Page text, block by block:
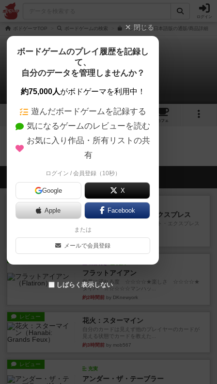
ログイン
ボドゲーマTOP ボードゲームの検索 マジカブー 日本語版の通販/商品詳細
マジカブー
0件の戦略やコツ
2 2
カフェ
マジカブーのトップに戻る
会員の新しい投稿
ルール/インスト
トランスオリエント・エクスプレス
乗客の皆様、トランスオリエント・エクスプレス
にご乗車ありがとうございま...
21分前by jurong
フラットアイアン
世界に浸れる度 ☆☆☆☆★楽しさ ☆☆☆☆★
タイパ ☆☆☆☆☆マンハッ...
約2時間前 by DKnewyork
レビュー 花火：スターマイン
自分のカードは見えず他のプレイヤーのカードが
見える状態でカードを教えた...
約3時間前 by mob567
レビュー
充実
アンダー・ザ・テーブラー
閉じる
ボードゲームのプレイ履歴を記録し
て、
自分のデータを管理しませんか？
約75,000人がボドゲーマを利用中！
遊んだボードゲームを記録する
気になるゲームのレビューを読む
お気に入り作品・所有リストの共
有
ログイン / 会員登録（10秒）
Google X
Apple Facebook
または
メールで会員登録
しばらく表示しない